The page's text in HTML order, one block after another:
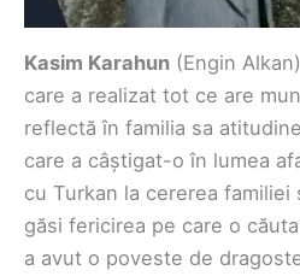
Kasim Karahun (Engin
care a realizat tot ce are
reflectă în familia sa
care a câștigat-o în lumea
cu Turkan la cererea
găsi fericirea pe care o
a avut o poveste de